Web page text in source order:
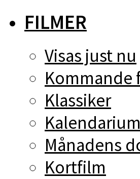
FILMER
Visas just nu
Kommande
Klassiker
Kalendarium
Månadens
Kortfilm